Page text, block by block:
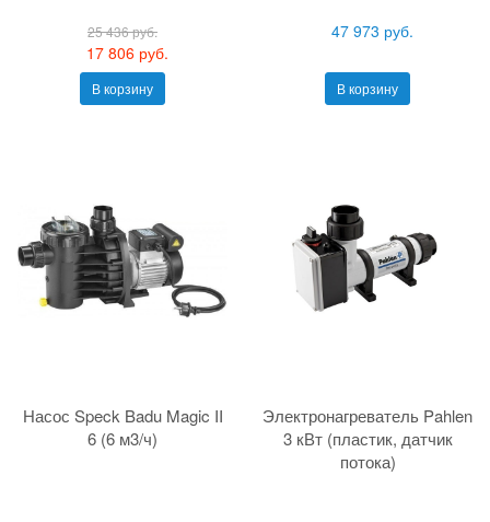
25 436 руб.
17 806 руб.
В корзину
47 973 руб.
В корзину
Насос Speck Badu Magic II
6 (6 м3/ч)
Электронагреватель Pahlen
3 кВт (пластик, датчик
потока)